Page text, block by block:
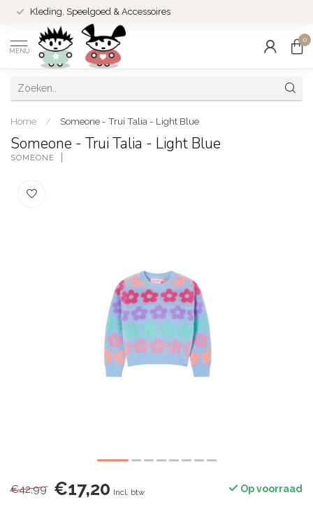
Kleding, Speelgoed & Accessoires
MENU
0
Home / Someone - Trui Talia - Light Blue
Someone - Trui Talia - Light Blue
SOMEONE
€42,99 €17,20 Incl. btw Op voorraad